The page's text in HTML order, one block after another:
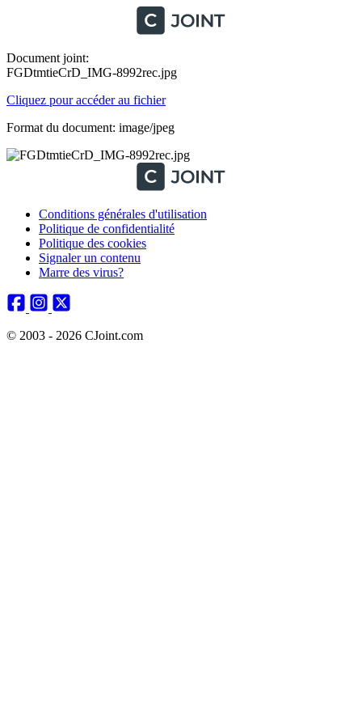
Document joint:
FGDtmtieCrD_IMG-8992rec.jpg
Cliquez pour accéder au fichier
Format du document: image/jpeg
Conditions générales d'utilisation
Politique de confidentialité
Politique des cookies
Signaler un contenu
Marre des virus?
© 2003 - 2026 CJoint.com